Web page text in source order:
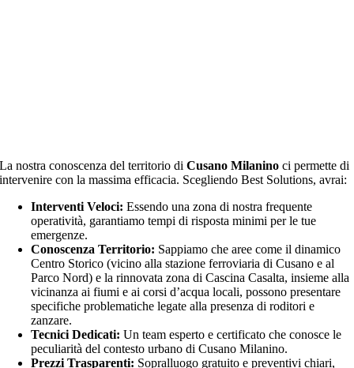
La nostra conoscenza del territorio diCusano Milanino ci permette di
intervenire con la massima efficacia. Scegliendo Best Solutions, avrai:
Interventi Veloci: Essendo una zona di nostra frequente
operatività, garantiamo tempi di risposta minimi per le tue
emergenze.
Conoscenza Territorio: Sappiamo che aree come il dinamico
Centro Storico (vicino alla stazione ferroviaria di Cusano e al
Parco Nord) e la rinnovata zona di Cascina Casalta, insieme alla
vicinanza ai fiumi e ai corsi d’acqua locali, possono presentare
specifiche problematiche legate alla presenza di roditori e
zanzare.
Tecnici Dedicati: Un team esperto e certificato che conosce le
peculiarità del contesto urbano di Cusano Milanino.
Prezzi Trasparenti: Sopralluogo gratuito e preventivi chiari,